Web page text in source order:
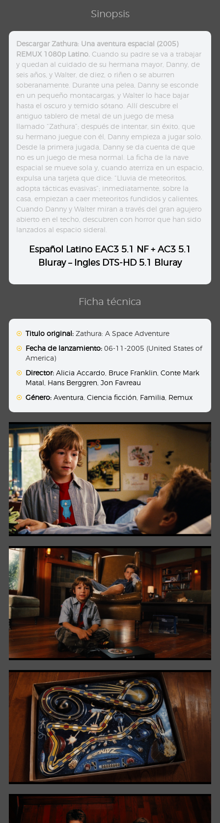
Sinopsis
Descargar Zathura: Una aventura espacial (2005)
REMUX 1080p Latino. Cuando su padre se va a trabajar
y quedan al cuidado de su hermana mayor, Danny, de
seis años, y Walter, de diez, o riñen o se aburren
soberanamente. Durante una pelea, Danny se esconde
en un pequeño montacargas, y Walter lo hace bajar
hasta el oscuro y temido sótano. Allí descubre el
antiguo tablero de metal de un juego de mesa
llamado “Zathura”; después de intentar, sin éxito, que
su hermano juegue con él, Danny empieza a jugar solo.
Desde la primera jugada, Danny se da cuenta de que
no es un juego de mesa normal. La ficha de la nave
espacial se mueve sola y, cuando aterriza en un espacio,
expulsa una tarjeta que dice: “Lluvia de meteoritos,
adopta tácticas evasivas”; inmediatamente, sobre la
casa, empiezan a caer meteoritos fundidos y calientes.
Cuando Danny y Walter miran a través del gran agujero
abierto en el techo, descubren con horror que han sido
lanzados al espacio sideral.
Español Latino EAC3 5.1 NF + AC3 5.1
Bluray – Ingles DTS-HD 5.1 Bluray
Ficha técnica
Titulo original: Zathura: A Space Adventure
Fecha de lanzamiento: 06-11-2005 (United States of
America)
Director: Alicia Accardo Bruce Franklin ,Conte Mark
Matal Hans Berggren ,Jon Favreau
Género: Aventura ,Ciencia ficción Familia Remux